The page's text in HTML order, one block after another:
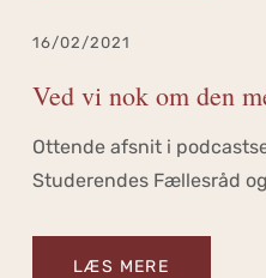
16/02/2021
Ved vi nok om den
Ottende afsnit i
Studerendes Fællesråd
LÆS MERE